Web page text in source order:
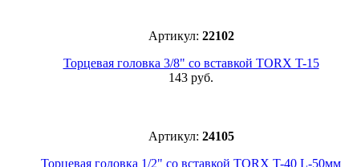
Артикул: 22102
Торцевая головка 3/8" со вставкой TORX T-15
143 руб.
Артикул: 24105
Торцевая головка 1/2" со вставкой TORX T-40 L-50мм